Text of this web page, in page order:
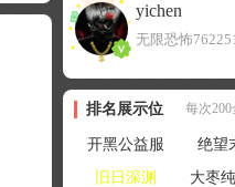
yichen
排名展示位 每次
开黑公益服 绝望
旧日深渊
大枣